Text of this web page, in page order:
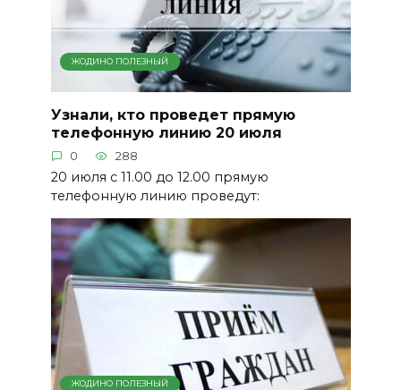
ЖОДИНО ПОЛЕЗНЫЙ
Узнали, кто проведет прямую
телефонную линию 20 июля
0 288
20 июля с 11.00 до 12.00 прямую
телефонную линию проведут:
ЖОДИНО ПОЛЕЗНЫЙ